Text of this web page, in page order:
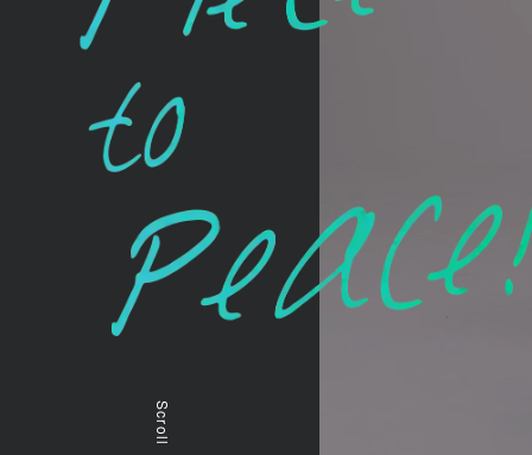
Scroll